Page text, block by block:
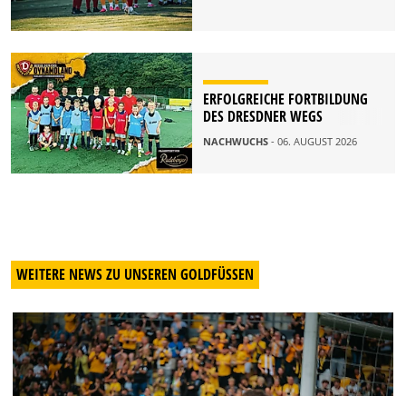
ERFOLGREICHE FORTBILDUNG
DES DRESDNER WEGS
NACHWUCHS - 06. AUGUST 2026
WEITERE NEWS ZU UNSEREN GOLDFÜSSEN